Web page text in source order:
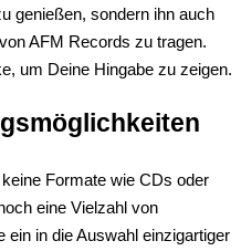
genießen, sondern ihn auch
AFM Records zu tragen.
um Deine Hingabe zu zeigen.
Formate wie CDs oder
eine Vielzahl von
ein in die Auswahl einzigartiger